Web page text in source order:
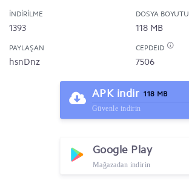
İNDIRILME
1393
DOSYA BOYUTU
118 MB
PAYLAŞAN
hsnDnz
CEPDEID
7506
APK indir 118 MB
Güvenle indirin
Google Play
Mağazadan indirin